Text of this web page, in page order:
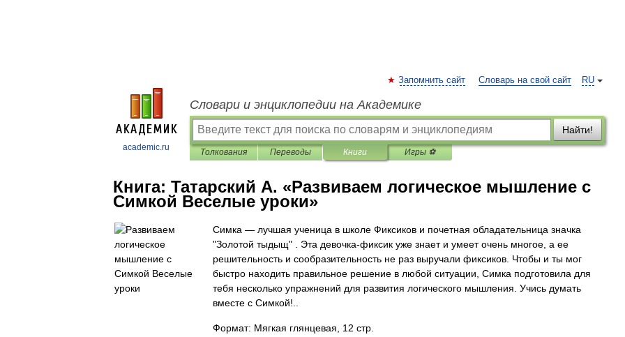
academic.ru
RU
Запомнить сайт Словарь на свой сайт
Словари и энциклопедии на Академике
Найти!
Толкования Переводы Книги Игры ⚽
Книга: Татарский А. «Развиваем логическое мышление с
Симкой Веселые уроки»
Симка — лучшая ученица в школе Фиксиков и почетная обладательница значка
"Золотой тыдыщ" . Эта девочка-фиксик уже знает и умеет очень многое, а ее
решительность и сообразительность не раз выручали фиксиков. Чтобы и ты мог
быстро находить правильное решение в любой ситуации, Симка подготовила для
тебя несколько упражнений для развития логического мышления. Учись думать
вместе с Симкой!..
Формат: Мягкая глянцевая, 12 стр.